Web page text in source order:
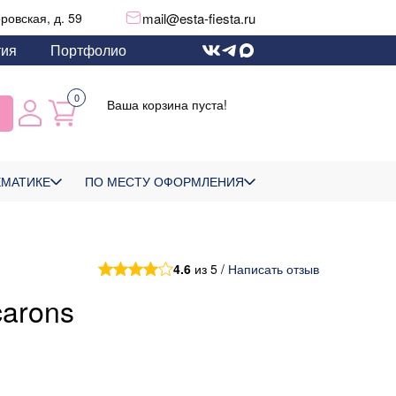
д. 59 mail@esta-fiesta.ru
Портфолио
0 Ваша корзина пуста!
ПО МЕСТУ ОФОРМЛЕНИЯ
4.6 из 5 / Написать отзыв